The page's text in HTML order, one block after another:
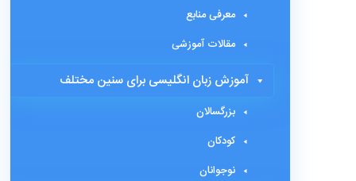
معرفی منابع
مقالات آموزشی
آموزش زبان انگلیسی برای سنین مختلف
بزرگسالان
کودکان
نوجوانان